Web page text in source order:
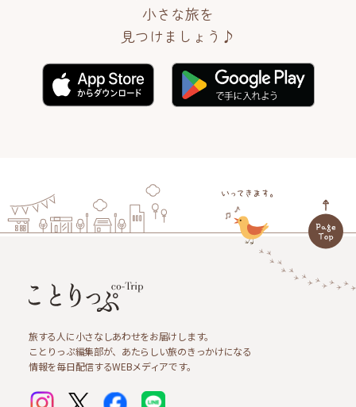
小さな旅を
見つけましょう♪
旅する人に小さなしあわせをお届けします。
ことりっぷ編集部が、あたらしい旅のきっかけになる
情報を毎日配信するWEBメディアです。